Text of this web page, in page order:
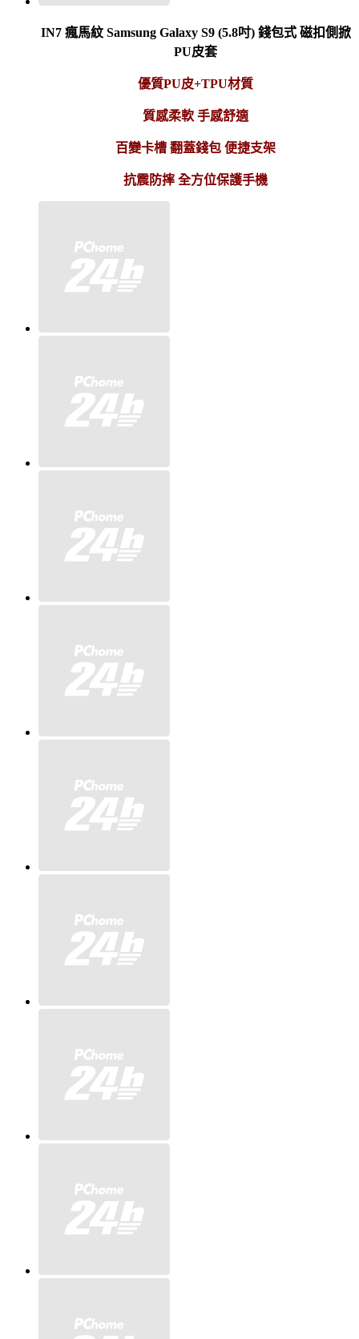
IN7 瘋馬紋 Samsung Galaxy S9 (5.8吋) 錢包式 磁扣側掀
PU皮套
優質PU皮+TPU材質
質感柔軟 手感舒適
百變卡槽 翻蓋錢包 便捷支架
抗震防摔 全方位保護手機